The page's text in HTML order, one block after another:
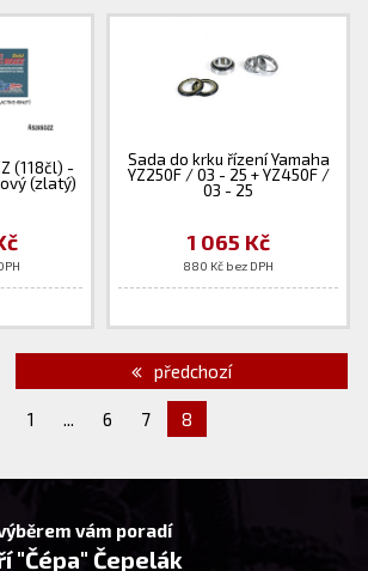
(118čl) -
(zlatý)
Sada do krku řízení Yamaha
YZ250F / 03 - 25 + YZ450F /
03 - 25
1 065 Kč
880 Kč bez DPH
předchozí
1 ... 6 7 8
vám poradí
"Čépa" Čepelák